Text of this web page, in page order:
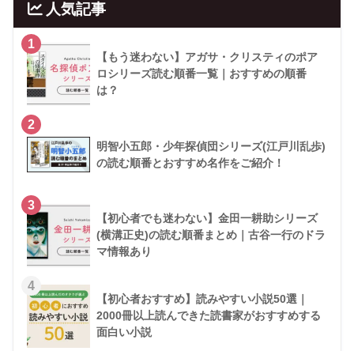
人気記事
1
【もう迷わない】アガサ・クリスティのポア
ロシリーズ読む順番一覧｜おすすめの順番
は？
2
明智小五郎・少年探偵団シリーズ(江戸川乱歩)
の読む順番とおすすめ名作をご紹介！
3
【初心者でも迷わない】金田一耕助シリーズ
(横溝正史)の読む順番まとめ｜古谷一行のドラ
マ情報あり
4
【初心者おすすめ】読みやすい小説50選｜
2000冊以上読んできた読書家がおすすめする
面白い小説